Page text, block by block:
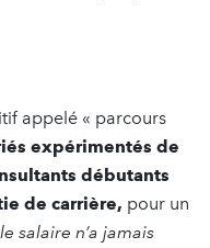
appelé « parcours
expérimentés de
débutants
de carrière, pour un
le salaire n’a jamais